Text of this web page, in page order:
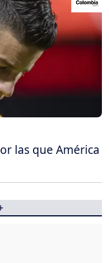
las que América